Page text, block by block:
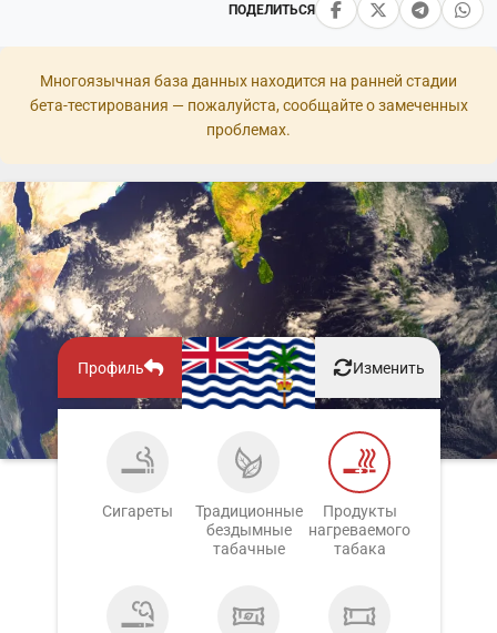
ПОДЕЛИТЬСЯ
Многоязычная база данных находится на ранней стадии
бета-тестирования — пожалуйста, сообщайте о замеченных
проблемах.
Профиль Изменить
Сигареты
Традиционные
бездымные
табачные
Продукты
нагреваемого
табака